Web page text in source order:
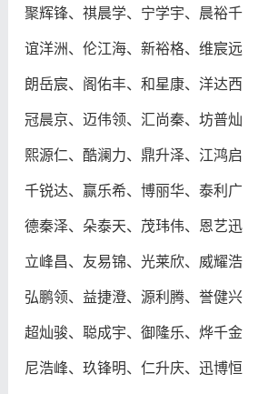
聚辉锋、祺晨学、宁学宇、晨裕千
谊洋洲、伦江海、新裕格、维宸远
朗岳宸、阁佑丰、和星康、洋达西
冠晨京、迈伟领、汇尚秦、坊普灿
熙源仁、酷澜力、鼎升泽、江鸿启
千锐达、赢乐希、博丽华、泰利广
德秦泽、朵泰天、茂玮伟、恩艺迅
立峰昌、友易锦、光莱欣、威耀浩
弘鹏领、益捷澄、源利腾、誉健兴
超灿骏、聪成宇、御隆乐、烨千金
尼浩峰、玖锋明、仁升庆、迅博恒